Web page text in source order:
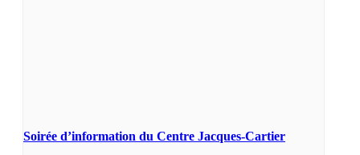
Soirée d’information du Centre Jacques-Cartier